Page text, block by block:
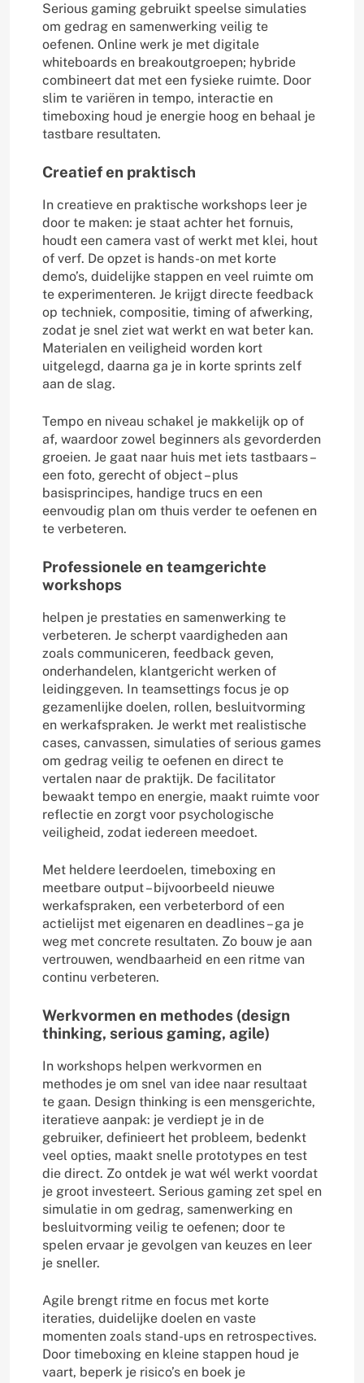
Serious gaming gebruikt speelse simulaties
om gedrag en samenwerking veilig te
oefenen. Online werk je met digitale
whiteboards en breakoutgroepen; hybride
combineert dat met een fysieke ruimte. Door
slim te variëren in tempo, interactie en
timeboxing houd je energie hoog en behaal je
tastbare resultaten.
Creatief en praktisch
In creatieve en praktische workshops leer je
door te maken: je staat achter het fornuis,
houdt een camera vast of werkt met klei, hout
of verf. De opzet is hands-on met korte
demo’s, duidelijke stappen en veel ruimte om
te experimenteren. Je krijgt directe feedback
op techniek, compositie, timing of afwerking,
zodat je snel ziet wat werkt en wat beter kan.
Materialen en veiligheid worden kort
uitgelegd, daarna ga je in korte sprints zelf
aan de slag.
Tempo en niveau schakel je makkelijk op of
af, waardoor zowel beginners als gevorderden
groeien. Je gaat naar huis met iets tastbaars –
een foto, gerecht of object – plus
basisprincipes, handige trucs en een
eenvoudig plan om thuis verder te oefenen en
te verbeteren.
Professionele en teamgerichte
workshops
helpen je prestaties en samenwerking te
verbeteren. Je scherpt vaardigheden aan
zoals communiceren, feedback geven,
onderhandelen, klantgericht werken of
leidinggeven. In teamsettings focus je op
gezamenlijke doelen, rollen, besluitvorming
en werkafspraken. Je werkt met realistische
cases, canvassen, simulaties of serious games
om gedrag veilig te oefenen en direct te
vertalen naar de praktijk. De facilitator
bewaakt tempo en energie, maakt ruimte voor
reflectie en zorgt voor psychologische
veiligheid, zodat iedereen meedoet.
Met heldere leerdoelen, timeboxing en
meetbare output – bijvoorbeeld nieuwe
werkafspraken, een verbeterbord of een
actielijst met eigenaren en deadlines – ga je
weg met concrete resultaten. Zo bouw je aan
vertrouwen, wendbaarheid en een ritme van
continu verbeteren.
Werkvormen en methodes (design
thinking, serious gaming, agile)
In workshops helpen werkvormen en
methodes je om snel van idee naar resultaat
te gaan. Design thinking is een mensgerichte,
iteratieve aanpak: je verdiept je in de
gebruiker, definieert het probleem, bedenkt
veel opties, maakt snelle prototypes en test
die direct. Zo ontdek je wat wél werkt voordat
je groot investeert. Serious gaming zet spel en
simulatie in om gedrag, samenwerking en
besluitvorming veilig te oefenen; door te
spelen ervaar je gevolgen van keuzes en leer
je sneller.
Agile brengt ritme en focus met korte
iteraties, duidelijke doelen en vaste
momenten zoals stand-ups en retrospectives.
Door timeboxing en kleine stappen houd je
vaart, beperk je risico’s en boek je